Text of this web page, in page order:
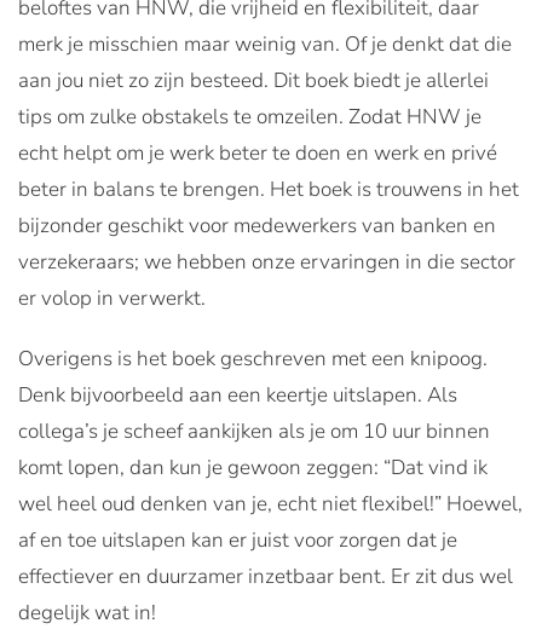
beloftes van HNW, die vrijheid en flexibiliteit, daar
merk je misschien maar weinig van. Of je denkt dat die
aan jou niet zo zijn besteed. Dit boek biedt je allerlei
tips om zulke obstakels te omzeilen. Zodat HNW je
echt helpt om je werk beter te doen en werk en privé
beter in balans te brengen. Het boek is trouwens in het
bijzonder geschikt voor medewerkers van banken en
verzekeraars; we hebben onze ervaringen in die sector
er volop in verwerkt.
Overigens is het boek geschreven met een knipoog.
Denk bijvoorbeeld aan een keertje uitslapen. Als
collega’s je scheef aankijken als je om 10 uur binnen
komt lopen, dan kun je gewoon zeggen: “Dat vind ik
wel heel oud denken van je, echt niet flexibel!” Hoewel,
af en toe uitslapen kan er juist voor zorgen dat je
effectiever en duurzamer inzetbaar bent. Er zit dus wel
degelijk wat in!